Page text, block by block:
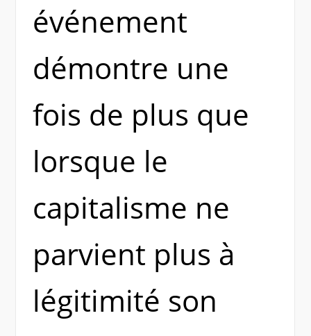
événement
démontre une
fois de plus que
lorsque le
capitalisme ne
parvient plus à
légitimité son